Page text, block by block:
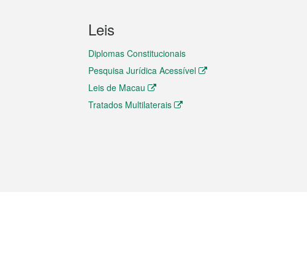
Leis
Diplomas Constitucionais
Pesquisa Jurídica Acessível
Leis de Macau
Tratados Multilaterais